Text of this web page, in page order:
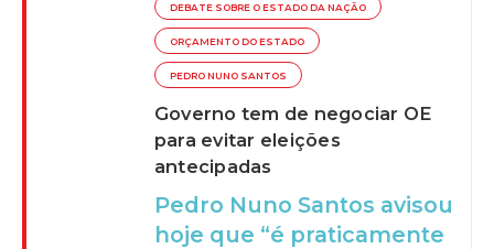
DEBATE SOBRE O ESTADO DA NAÇÃO
ORÇAMENTO DO ESTADO
PEDRO NUNO SANTOS
Governo tem de negociar OE
para evitar eleições
antecipadas
Pedro Nuno Santos avisou
hoje que “é praticamente